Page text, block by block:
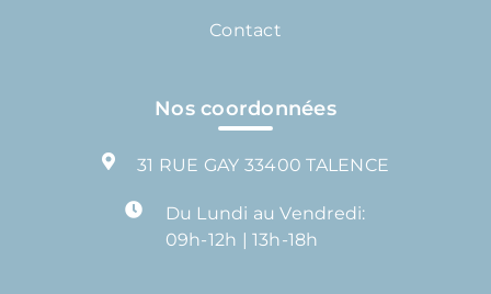
Contact
Nos coordonnées
31 RUE GAY 33400 TALENCE
Du Lundi au Vendredi:
09h-12h | 13h-18h